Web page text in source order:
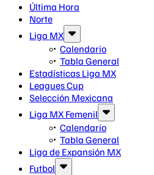
Última Hora
Norte
Liga MX
Calendario
Tabla General
Estadísticas Liga MX
Leagues Cup
Selección Mexicana
Liga MX Femenil
Calendario
Tabla General
Liga de Expansión MX
Futbol